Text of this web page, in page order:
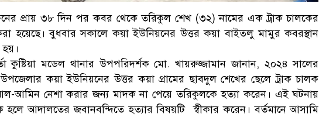
প্রায় ৩৮ দিন পর কবর থেকে তরিকুল শেখ (৩২) নামের এক ট্রাক চালকের
হয়েছে। বুধবার সকালে কয়া ইউনিয়নের উত্তর কয়া বাইত্লু মামুর কবরস্থান
কুষ্টিয়া মডেল থানার উপপরিদর্শক মো. খায়রুজ্জামান জানান, ২০২৪ সালের
উপজেলার কয়া ইউনিয়নের উত্তর কয়া গ্রামের ছাবদুল শেখের ছেলে ট্রাক চালক
আমিন নেশা করার জন্য মাদক না পেয়ে তরিকুলকে হত্যা করেন। এই ঘটনায়
আদালতের জবানবন্দিতে হত্যার বিষয়টি স্বীকার করেন। বর্তমানে আসামি